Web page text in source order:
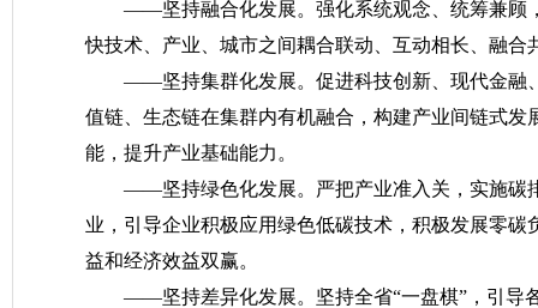
——坚持融合化发展。强化系统观念、统筹兼顾
快技术、产业、城市之间耦合联动、互动相长、融
——坚持集群化发展。促进科技创新、现代金融
值链、生态链在集群内有机融合，构建产业间链式
能，提升产业基础能力。
——坚持绿色化发展。严把产业准入关，实施碳
业，引导企业积极应用绿色低碳技术，积极发展零
益和经济效益双赢。
——坚持差异化发展。坚持全省“一盘棋”，引导